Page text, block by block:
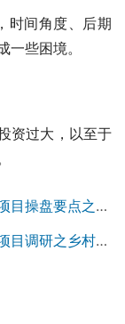
间角度、后期
些困境。
镇篇——走进鹤壁桑园小镇